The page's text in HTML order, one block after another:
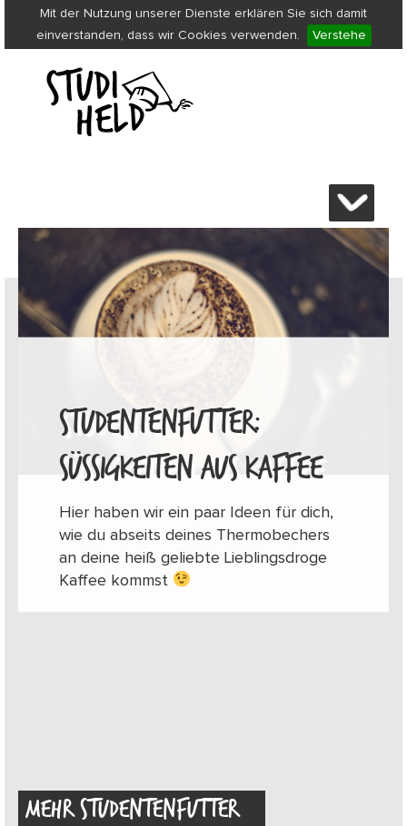
Mit der Nutzung unserer Dienste erklären Sie sich damit
einverstanden, dass wir Cookies verwenden.
Verstehe
STUDENTENFUTTER:
SÜSSIGKEITEN AUS KAFFEE
Hier haben wir ein paar Ideen für dich,
wie du abseits deines Thermobechers
an deine heiß geliebte Lieblingsdroge
Kaffee kommst
MEHR STUDENTENFUTTER